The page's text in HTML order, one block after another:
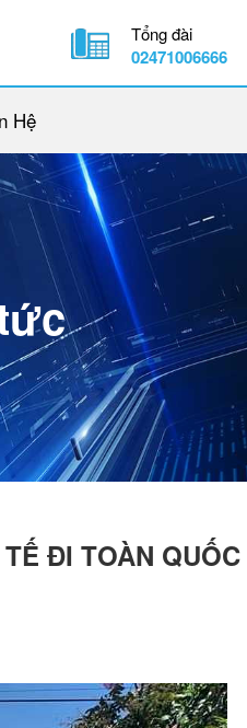
Tổng đài
02471006666
Hệ
ĐI TOÀN QUỐC